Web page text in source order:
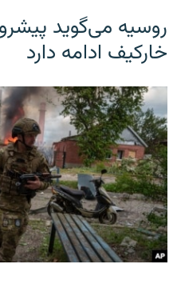
روسیه می‌گوید
خارکیف ادامه دارد